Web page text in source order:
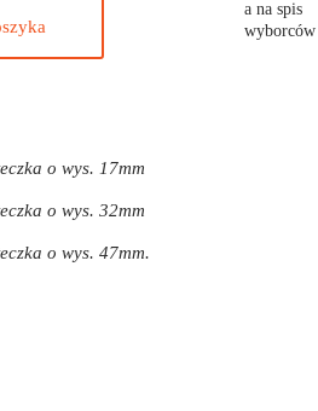
o wys. 17mm
o wys. 32mm
o wys. 47mm.